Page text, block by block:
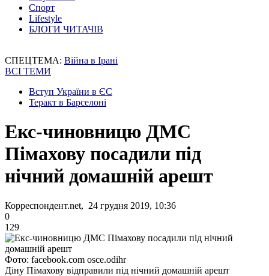
Спорт
Lifestyle
БЛОГИ ЧИТАЧІВ
СПЕЦТЕМА: Війна в Ірані
ВСІ ТЕМИ
Вступ України в ЄС
Теракт в Барселоні
Екс-чиновницю ДМС
Пімахову посадили під
нічний домашній арешт
Корреспондент.net, 24 грудня 2019, 10:36
0
129
Фото: facebook.com osce.odihr
Діну Пімахову відправили під нічний домашній арешт